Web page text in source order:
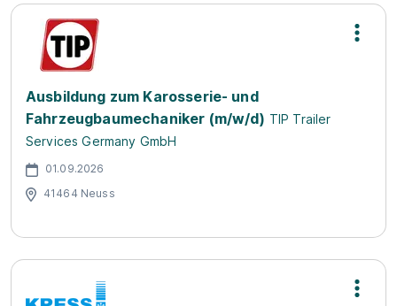
Ausbildung zum Karosserie- und
Fahrzeugbaumechaniker (m/w/d) TIP Trailer
Services Germany GmbH
01.09.2026
41464 Neuss